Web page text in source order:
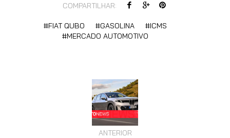
COMPARTILHAR:
FIAT QUBO GASOLINA
ICMS
MERCADO AUTOMOTIVO
ANTERIOR